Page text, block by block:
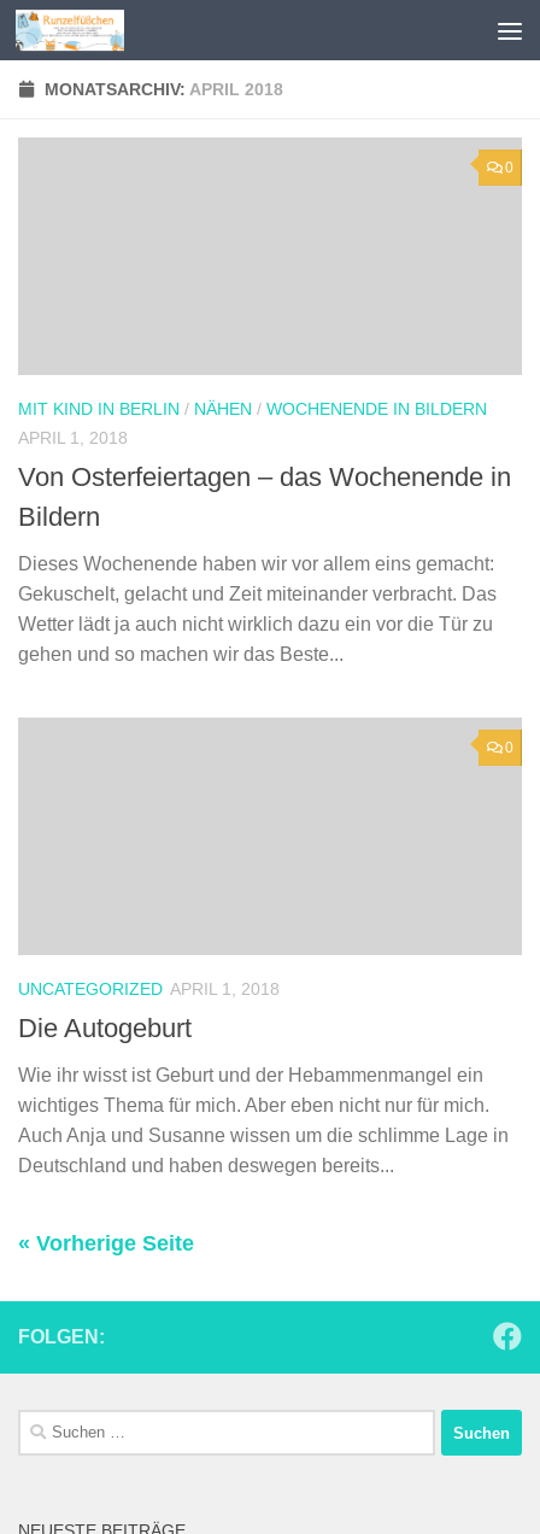
Zum Inhalt springen
MONATSARCHIV: APRIL 2018
0
MIT KIND IN BERLIN / NÄHEN / WOCHENENDE IN BILDERN
APRIL 1, 2018
Von Osterfeiertagen – das Wochenende in
Bildern
Dieses Wochenende haben wir vor allem eins gemacht:
Gekuschelt, gelacht und Zeit miteinander verbracht. Das
Wetter lädt ja auch nicht wirklich dazu ein vor die Tür zu
gehen und so machen wir das Beste...
0
UNCATEGORIZED APRIL 1, 2018
Die Autogeburt
Wie ihr wisst ist Geburt und der Hebammenmangel ein
wichtiges Thema für mich. Aber eben nicht nur für mich.
Auch Anja und Susanne wissen um die schlimme Lage in
Deutschland und haben deswegen bereits...
« Vorherige Seite
FOLGEN:
Suchen
nach: